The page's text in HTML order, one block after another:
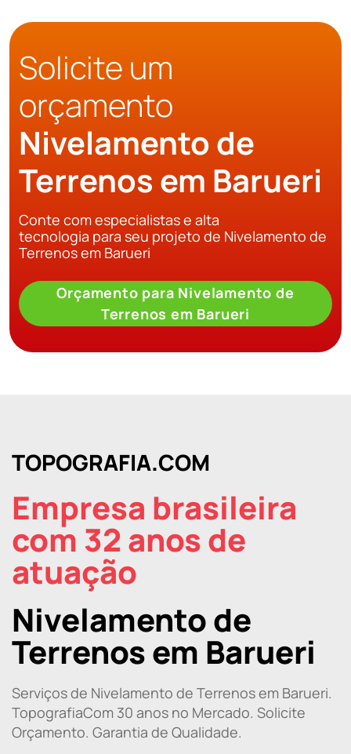
Solicite um
orçamento
Nivelamento de
Terrenos em Barueri
Conte com especialistas e alta
tecnologia para seu projeto de Nivelamento de
Terrenos em Barueri
Orçamento para Nivelamento de
Terrenos em Barueri
TOPOGRAFIA.COM
Empresa brasileira
com 32 anos de
atuação
Nivelamento de
Terrenos em Barueri
Serviços de Nivelamento de Terrenos em Barueri.
TopografiaCom 30 anos no Mercado. Solicite
Orçamento. Garantia de Qualidade.